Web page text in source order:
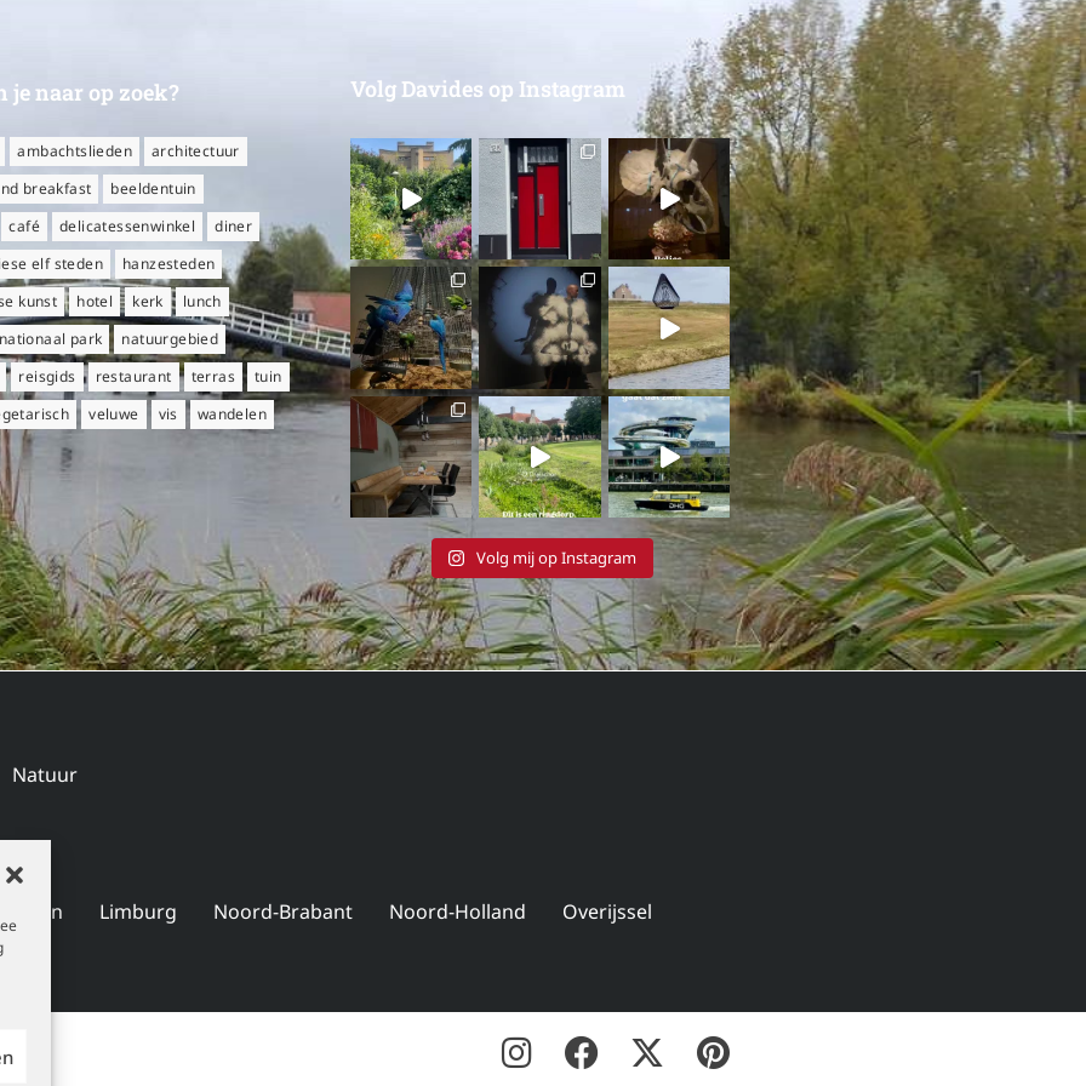
je naar op zoek?
ambachtslieden
architectuur
breakfast
beeldentuin
café delicatessenwinkel
diner
elf steden
hanzesteden
kunst
hotel kerk
lunch
nationaal park
natuurgebied
reisgids restaurant terras
tuin
veluwe vis wandelen
Volg Davides op Instagram
Volg mij op Instagram
Natuur
Limburg Noord-Brabant Noord-Holland
Overijssel